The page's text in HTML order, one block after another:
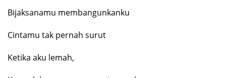
Bijaksanamu membangunkanku
Cintamu tak pernah surut
Ketika aku lemah,